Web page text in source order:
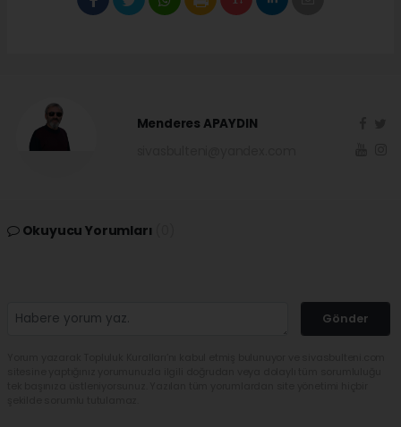
Menderes APAYDIN
Okuyucu Yorumları
Gönder